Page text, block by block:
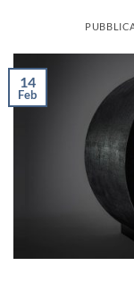
14
Feb